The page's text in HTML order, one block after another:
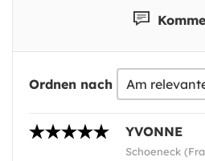
Ordnen nach
YVONNE
Schoeneck